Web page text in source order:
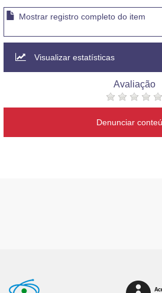
Mostrar registro completo do item
Visualizar estatísticas
Avaliação
Denunciar